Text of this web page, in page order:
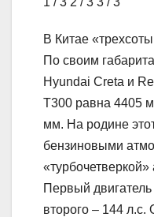
В Китае
По своим
Hyundai Creta и
T300 равна 4405
мм. На родине
бензиновыми
Первый
второго – 144 л.с.